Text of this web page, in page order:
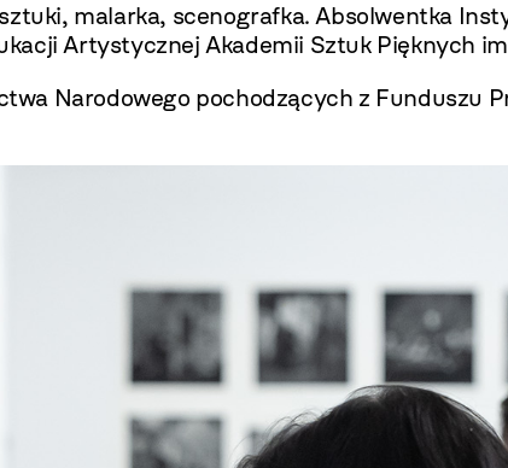
malarka, scenografka. Absolwentka
Artystycznej Akademii Sztuk Pięknych
Narodowego pochodzących z Funduszu